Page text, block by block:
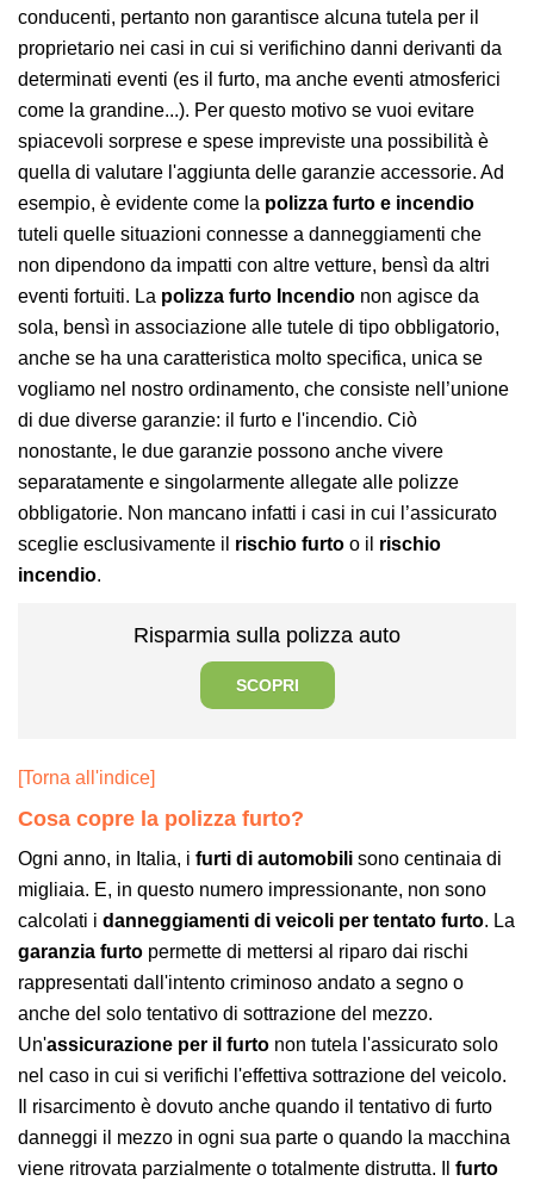
conducenti, pertanto non garantisce alcuna tutela per il
proprietario nei casi in cui si verifichino danni derivanti da
determinati eventi (es il furto, ma anche eventi atmosferici
come la grandine...). Per questo motivo se vuoi evitare
spiacevoli sorprese e spese impreviste una possibilità è
quella di valutare l'aggiunta delle garanzie accessorie. Ad
esempio, è evidente come la polizza furto e incendio
tuteli quelle situazioni connesse a danneggiamenti che
non dipendono da impatti con altre vetture, bensì da altri
eventi fortuiti. La polizza furto Incendio non agisce da
sola, bensì in associazione alle tutele di tipo obbligatorio,
anche se ha una caratteristica molto specifica, unica se
vogliamo nel nostro ordinamento, che consiste nell’unione
di due diverse garanzie: il furto e l'incendio. Ciò
nonostante, le due garanzie possono anche vivere
separatamente e singolarmente allegate alle polizze
obbligatorie. Non mancano infatti i casi in cui l’assicurato
sceglie esclusivamente il rischio furto o il rischio
incendio.
Risparmia sulla polizza auto
SCOPRI
[Torna all'indice]
Cosa copre la polizza furto?
Ogni anno, in Italia, i furti di automobili sono centinaia di
migliaia. E, in questo numero impressionante, non sono
calcolati i danneggiamenti di veicoli per tentato furto. La
garanzia furto permette di mettersi al riparo dai rischi
rappresentati dall'intento criminoso andato a segno o
anche del solo tentativo di sottrazione del mezzo.
Un'assicurazione per il furto non tutela l'assicurato solo
nel caso in cui si verifichi l'effettiva sottrazione del veicolo.
Il risarcimento è dovuto anche quando il tentativo di furto
danneggi il mezzo in ogni sua parte o quando la macchina
viene ritrovata parzialmente o totalmente distrutta. Il furto